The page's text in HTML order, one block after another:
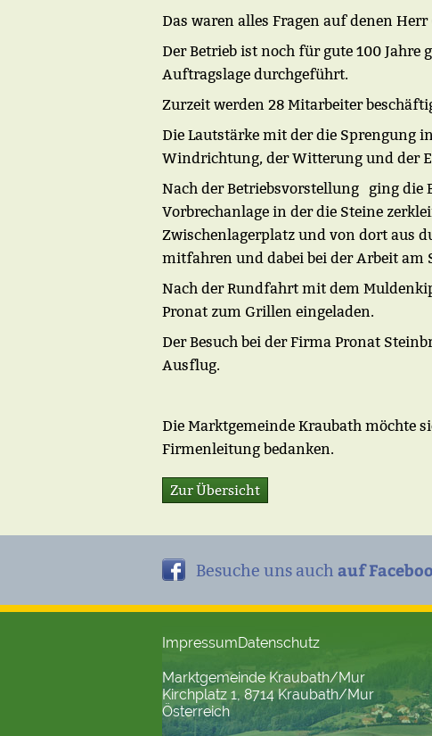
Das waren alles Fragen auf denen
Der Betrieb ist noch für gute 100 Jahre
Auftragslage durchgeführt.
Zurzeit werden 28 Mitarbeiter
Die Lautstärke mit der die Sprengung
Windrichtung, der Witterung und der
Nach der Betriebsvorstellung ging die
Vorbrechanlage in der die Steine
Zwischenlagerplatz und von dort aus
mitfahren und dabei bei der Arbeit am
Nach der Rundfahrt mit dem
Pronat zum Grillen eingeladen.
Der Besuch bei der Firma Pronat
Ausflug.
Die Marktgemeinde Kraubath möchte
Firmenleitung bedanken.
Zur Übersicht
Besuche uns auch auf
ImpressumDatenschutz
Marktgemeinde Kraubath/Mur
Kirchplatz 1, 8714 Kraubath/Mur
Österreich